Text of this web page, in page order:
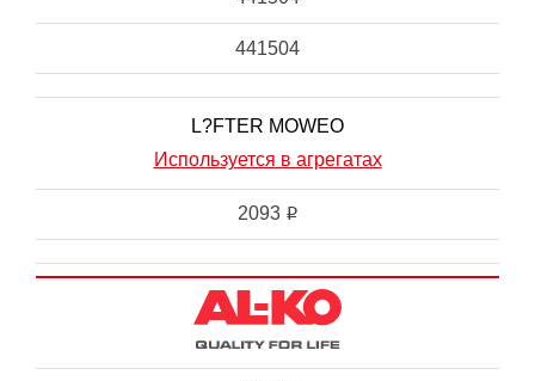
441504
L?FTER MOWEO
Используется в агрегатах
2093 i